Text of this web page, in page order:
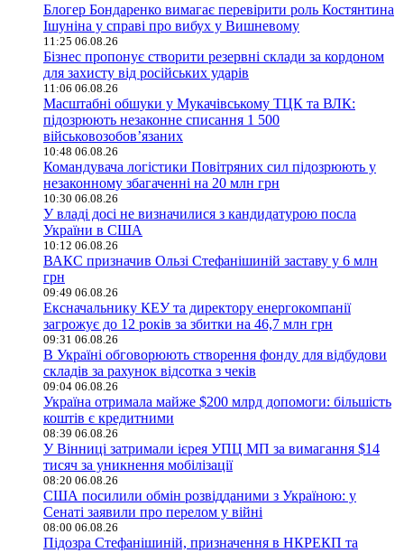
Блогер Бондаренко вимагає перевірити роль Костянтина
Ішуніна у справі про вибух у Вишневому
11:25 06.08.26
Бізнес пропонує створити резервні склади за кордоном
для захисту від російських ударів
11:06 06.08.26
Масштабні обшуки у Мукачівському ТЦК та ВЛК:
підозрюють незаконне списання 1 500
військовозобов’язаних
10:48 06.08.26
Командувача логістики Повітряних сил підозрюють у
незаконному збагаченні на 20 млн грн
10:30 06.08.26
У владі досі не визначилися з кандидатурою посла
України в США
10:12 06.08.26
ВАКС призначив Ользі Стефанішиній заставу у 6 млн
грн
09:49 06.08.26
Ексначальнику КЕУ та директору енергокомпанії
загрожує до 12 років за збитки на 46,7 млн грн
09:31 06.08.26
В Україні обговорюють створення фонду для відбудови
складів за рахунок відсотка з чеків
09:04 06.08.26
Україна отримала майже $200 млрд допомоги: більшість
коштів є кредитними
08:39 06.08.26
У Вінниці затримали ієрея УПЦ МП за вимагання $14
тисяч за уникнення мобілізації
08:20 06.08.26
США посилили обмін розвідданими з Україною: у
Сенаті заявили про перелом у війні
08:00 06.08.26
Підозра Стефанішиній, призначення в НКРЕКП та